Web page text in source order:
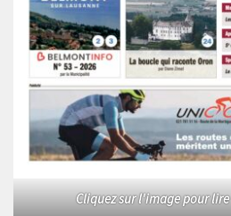
Cliquez sur l'image pour